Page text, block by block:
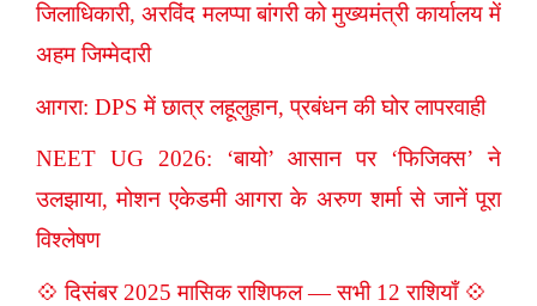
जिलाधिकारी, अरविंद मलप्पा बांगरी को मुख्यमंत्री कार्यालय में
अहम जिम्मेदारी
आगरा: DPS में छात्र लहूलुहान, प्रबंधन की घोर लापरवाही
NEET UG 2026: ‘बायो’ आसान पर ‘फिजिक्स’ ने
उलझाया, मोशन एकेडमी आगरा के अरुण शर्मा से जानें पूरा
विश्लेषण
💠 दिसंबर 2025 मासिक राशिफल — सभी 12 राशियाँ 💠